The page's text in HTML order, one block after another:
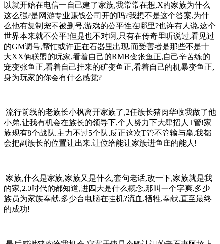
以就开始在电信一自己建了家族,我常常在想,X的家族为什么
这么强?是网游专业赚钱公司开的吗?我想不是这个答案,为什
么他有复制宠不被删号,游戏的公平性在哪里?也许有人说,这个
世界本来就不公平!但是也不对啊,只有在传奇里听说过,看见过
的GM调号,帮忙或许正在石器里出现,而受害者是那些不是十
大XX俩联盟的玩家,看着自己的RMB变张鱼正,自己辛苦练的
宠变张鱼正,看着自己挂来的矿变鱼正,看着自己的机暴变鱼正,
身为玩家的你会有什么感觉?
流行前线的老族长小枫离开家族了,2任族长猪肉华收我做了他
小弟,让我有机会在族长的领导下,个人努力下大肆招人T管!家
族现有8个战队,主力不过5个队,反正这次T管不管输与赢,我都
会把副族长的位置让出来.让位给能让家族进鱼庄的能人!
家族,什么是家族,家族又是什么,套句老话,改一下,家族就是我
的家,2.0时代的都知道,进四大是什么概念,那叫一个字爽,多少
族员为家族奉献,多少台电脑在挂机?流血,牺牲,奉献,直至最终
的成功!